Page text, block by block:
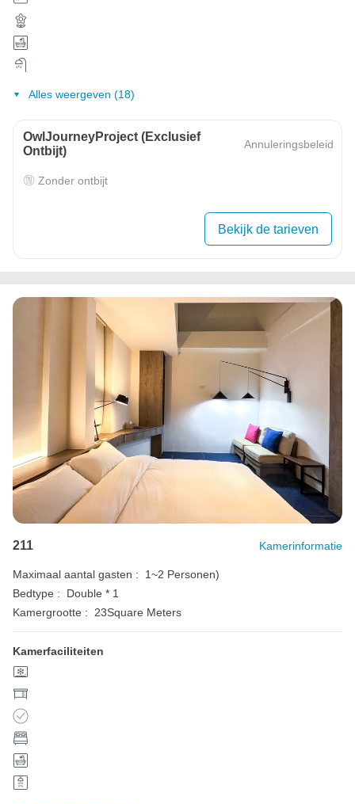
Alles weergeven (18)
OwlJourneyProject (exclusief
Ontbijt)
Annuleringsbeleid
Zonder ontbijt
Bekijk de tarieven
211 Kamerinformatie
Maximaal aantal gasten :
1~2 Personen)
Bedtype :
Double * 1
Kamergrootte :
23Square Meters
Kamerfaciliteiten